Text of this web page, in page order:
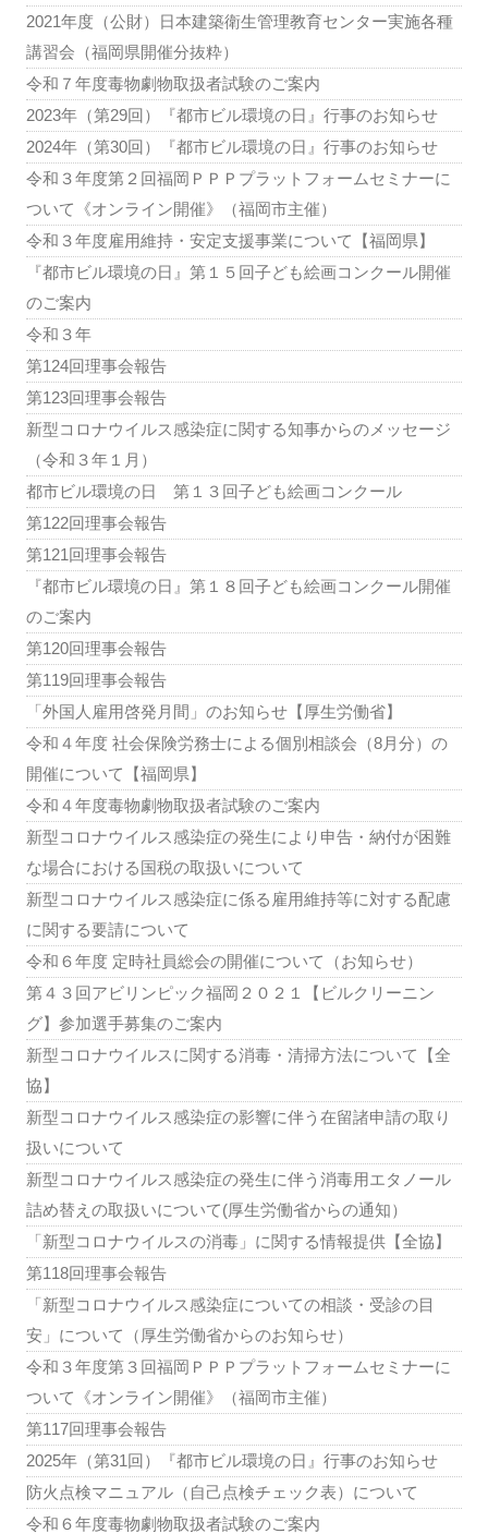
2021年度（公財）日本建築衛生管理教育センター実施各種
講習会（福岡県開催分抜粋）
令和７年度毒物劇物取扱者試験のご案内
2023年（第29回）『都市ビル環境の日』行事のお知らせ
2024年（第30回）『都市ビル環境の日』行事のお知らせ
令和３年度第２回福岡ＰＰＰプラットフォームセミナーに
ついて《オンライン開催》（福岡市主催）
令和３年度雇用維持・安定支援事業について【福岡県】
『都市ビル環境の日』第１５回子ども絵画コンクール開催
のご案内
令和３年
第124回理事会報告
第123回理事会報告
新型コロナウイルス感染症に関する知事からのメッセージ
（令和３年１月）
都市ビル環境の日 第１３回子ども絵画コンクール
第122回理事会報告
第121回理事会報告
『都市ビル環境の日』第１８回子ども絵画コンクール開催
のご案内
第120回理事会報告
第119回理事会報告
「外国人雇用啓発月間」のお知らせ【厚生労働省】
令和４年度 社会保険労務士による個別相談会（8月分）の
開催について【福岡県】
令和４年度毒物劇物取扱者試験のご案内
新型コロナウイルス感染症の発生により申告・納付が困難
な場合における国税の取扱いについて
新型コロナウイルス感染症に係る雇用維持等に対する配慮
に関する要請について
令和６年度 定時社員総会の開催について（お知らせ）
第４３回アビリンピック福岡２０２１【ビルクリーニン
グ】参加選手募集のご案内
新型コロナウイルスに関する消毒・清掃方法について【全
協】
新型コロナウイルス感染症の影響に伴う在留諸申請の取り
扱いについて
新型コロナウイルス感染症の発生に伴う消毒用エタノール
詰め替えの取扱いについて(厚生労働省からの通知）
「新型コロナウイルスの消毒」に関する情報提供【全協】
第118回理事会報告
「新型コロナウイルス感染症についての相談・受診の目
安」について（厚生労働省からのお知らせ）
令和３年度第３回福岡ＰＰＰプラットフォームセミナーに
ついて《オンライン開催》（福岡市主催）
第117回理事会報告
2025年（第31回）『都市ビル環境の日』行事のお知らせ
防火点検マニュアル（自己点検チェック表）について
令和６年度毒物劇物取扱者試験のご案内